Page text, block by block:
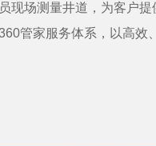
场测量井道，为客户
管家服务体系，以高